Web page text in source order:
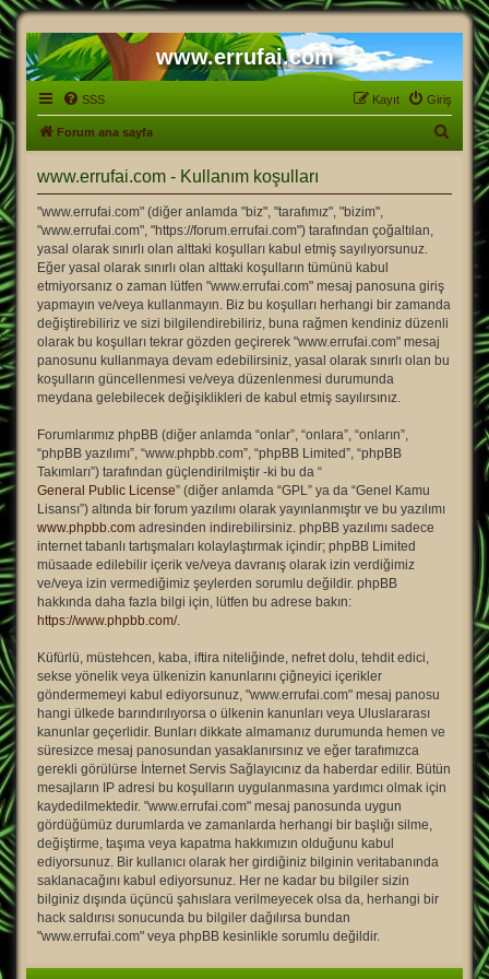
www.errufai.com
SSS Giriş
Kayıt
Forum ana sayfa
www.errufai.com - Kullanım koşulları
"www.errufai.com" (diğer anlamda "biz", "tarafımız", "bizim",
"www.errufai.com", "https://forum.errufai.com") tarafından çoğaltılan,
yasal olarak sınırlı olan alttaki koşulları kabul etmiş sayılıyorsunuz.
Eğer yasal olarak sınırlı olan alttaki koşulların tümünü kabul
etmiyorsanız o zaman lütfen "www.errufai.com" mesaj panosuna giriş
yapmayın ve/veya kullanmayın. Biz bu koşulları herhangi bir zamanda
değiştirebiliriz ve sizi bilgilendirebiliriz, buna rağmen kendiniz düzenli
olarak bu koşulları tekrar gözden geçirerek "www.errufai.com" mesaj
panosunu kullanmaya devam edebilirsiniz, yasal olarak sınırlı olan bu
koşulların güncellenmesi ve/veya düzenlenmesi durumunda
meydana gelebilecek değişiklikleri de kabul etmiş sayılırsınız.
Forumlarımız phpBB (diğer anlamda “onlar”, “onlara”, “onların”,
“phpBB yazılımı”, “www.phpbb.com”, “phpBB Limited”, “phpBB
Takımları”) tarafından güçlendirilmiştir -ki bu da “
General Public License” (diğer anlamda “GPL” ya da “Genel Kamu
Lisansı”) altında bir forum yazılımı olarak yayınlanmıştır ve bu yazılımı
www.phpbb.com adresinden indirebilirsiniz. phpBB yazılımı sadece
internet tabanlı tartışmaları kolaylaştırmak içindir; phpBB Limited
müsaade edilebilir içerik ve/veya davranış olarak izin verdiğimiz
ve/veya izin vermediğimiz şeylerden sorumlu değildir. phpBB
hakkında daha fazla bilgi için, lütfen bu adrese bakın:
https://www.phpbb.com/.
Küfürlü, müstehcen, kaba, iftira niteliğinde, nefret dolu, tehdit edici,
sekse yönelik veya ülkenizin kanunlarını çiğneyici içerikler
göndermemeyi kabul ediyorsunuz, "www.errufai.com" mesaj panosu
hangi ülkede barındırılıyorsa o ülkenin kanunları veya Uluslararası
kanunlar geçerlidir. Bunları dikkate almamanız durumunda hemen ve
süresizce mesaj panosundan yasaklanırsınız ve eğer tarafımızca
gerekli görülürse İnternet Servis Sağlayıcınız da haberdar edilir. Bütün
mesajların IP adresi bu koşulların uygulanmasına yardımcı olmak için
kaydedilmektedir. "www.errufai.com" mesaj panosunda uygun
gördüğümüz durumlarda ve zamanlarda herhangi bir başlığı silme,
değiştirme, taşıma veya kapatma hakkımızın olduğunu kabul
ediyorsunuz. Bir kullanıcı olarak her girdiğiniz bilginin veritabanında
saklanacağını kabul ediyorsunuz. Her ne kadar bu bilgiler sizin
bilginiz dışında üçüncü şahıslara verilmeyecek olsa da, herhangi bir
hack saldırısı sonucunda bu bilgiler dağılırsa bundan
"www.errufai.com" veya phpBB kesinlikle sorumlu değildir.